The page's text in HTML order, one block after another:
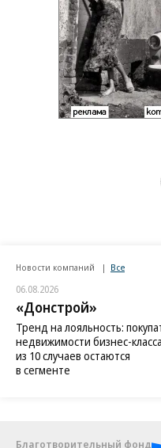
Новости компаний Все
06.08.2026
«Донстрой»
Тренд на лояльность:
недвижимости бизнес-
из 10 случаев остаются
в сегменте
Благотворительный фонд